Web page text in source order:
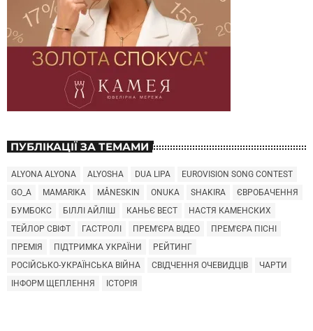
ПУБЛІКАЦІЇ ЗА ТЕМАМИ
ALYONA ALYONA ALYOSHA DUA LIPA
EUROVISION SONG CONTEST
GO_A
MAMARIKA MÅNESKIN ONUKA SHAKIRA
ЄВРОБАЧЕННЯ
БУМБОКС
БІЛЛІ АЙЛІШ КАНЬЄ ВЕСТ
НАСТЯ КАМЕНСКИХ
ТЕЙЛОР СВІФТ
ГАСТРОЛІ ПРЕМ'ЄРА ВІДЕО
ПРЕМ'ЄРА ПІСНІ
ПРЕМІЯ
ПІДТРИМКА УКРАЇНИ
РЕЙТИНГ
РОСІЙСЬКО-УКРАЇНСЬКА ВІЙНА
СВІДЧЕННЯ ОЧЕВИДЦІВ
ЧАРТИ
ІНФОРМ ЩЕПЛЕННЯ
ІСТОРІЯ